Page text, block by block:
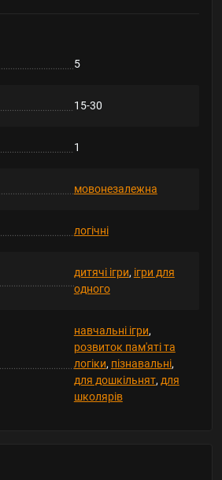
5
15-30
1
мовонезалежна
логічні
дитячі ігри, ігри для
одного
навчальні ігри,
розвиток пам'яті та
логіки, пізнавальні,
для дошкільнят, для
школярів